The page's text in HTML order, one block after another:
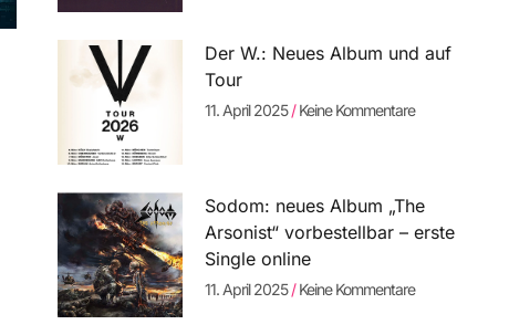
Der W.: Neues Album und auf
Tour
11. April 2025 Keine Kommentare
Sodom: neues Album „The
Arsonist“ vorbestellbar – erste
Single online
11. April 2025 Keine Kommentare